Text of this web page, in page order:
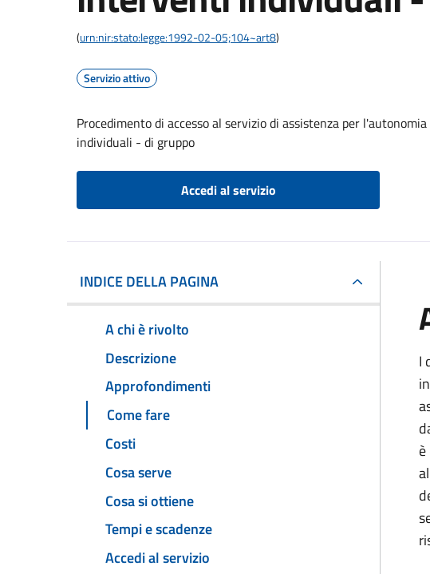
(urn:nir:stato:legge:1992-02-05;104~art8)
Servizio attivo
Procedimento di accesso al servizio di assistenza per
individuali - di gruppo
Accedi al servizio
INDICE DELLA PAGINA
A chi è rivolto
Descrizione
Approfondimenti
Come fare
Costi
Cosa serve
Cosa si ottiene
Tempi e scadenze
Accedi al servizio
I